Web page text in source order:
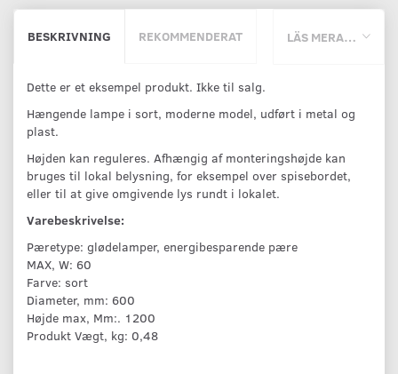
LÄS MERA…
BESKRIVNING REKOMMENDERAT
Dette er et eksempel produkt. Ikke til salg.
Hængende lampe i sort, moderne model, udført i metal og
plast.
Højden kan reguleres. Afhængig af monteringshøjde kan
bruges til lokal belysning, for eksempel over spisebordet,
eller til at give omgivende lys rundt i lokalet.
Varebeskrivelse:
Pæretype: glødelamper, energibesparende pære
MAX, W: 60
Farve: sort
Diameter, mm: 600
Højde max, Mm:. 1200
Produkt Vægt, kg: 0,48